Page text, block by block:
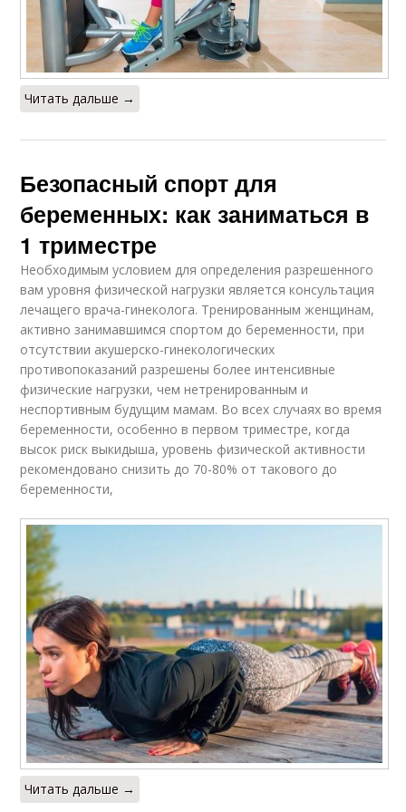
Читать дальше →
Безопасный спорт для
беременных: как заниматься в
1 триместре
Необходимым условием для определения разрешенного
вам уровня физической нагрузки является консультация
лечащего врача-гинеколога. Тренированным женщинам,
активно занимавшимся спортом до беременности, при
отсутствии акушерско-гинекологических
противопоказаний разрешены более интенсивные
физические нагрузки, чем нетренированным и
неспортивным будущим мамам. Во всех случаях во время
беременности, особенно в первом триместре, когда
высок риск выкидыша, уровень физической активности
рекомендовано снизить до 70-80% от такового до
беременности,
Читать дальше →